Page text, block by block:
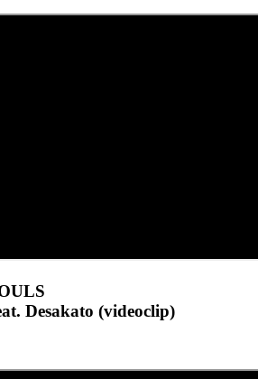
Desakato (videoclip)